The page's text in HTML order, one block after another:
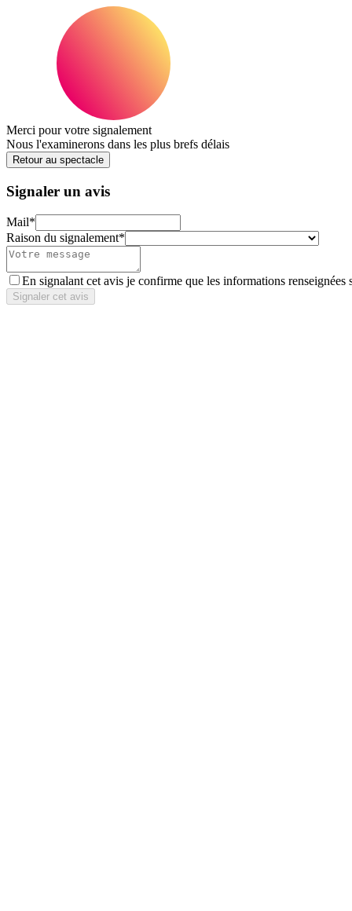
Merci pour votre signalement
Nous l'examinerons dans les plus brefs délais
Retour au spectacle
Signaler un avis
Mail*
Raison du signalement*
En signalant cet avis je confirme que les informations renseignées
Signaler cet avis